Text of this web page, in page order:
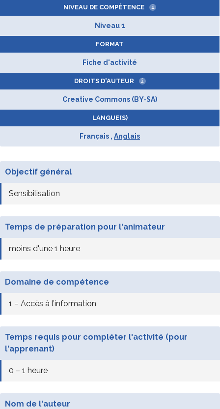
NIVEAU DE COMPÉTENCE i
Niveau 1
FORMAT
Fiche d'activité
DROITS D'AUTEUR i
Creative Commons (BY-SA)
LANGUE(S)
Français , Anglais
Objectif général
Sensibilisation
Temps de préparation pour l'animateur
moins d'une 1 heure
Domaine de compétence
1 – Accès à l’information
Temps requis pour compléter l'activité (pour
l'apprenant)
0 – 1 heure
Nom de l'auteur